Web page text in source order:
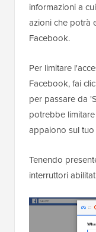
informazioni a
azioni che potrà
Facebook.
Per limitare
Facebook, fai
per passare da
potrebbe
appaiono sul tuo
Tenendo
interruttori